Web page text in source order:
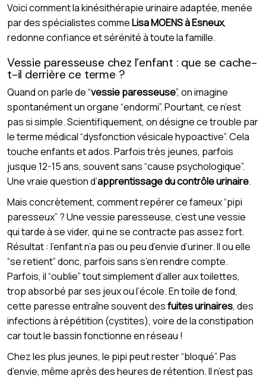
Voici comment la kinésithérapie urinaire adaptée, menée
par des spécialistes commeLisa MOENS à Esneux,
redonne confiance et sérénité à toute la famille.
Vessie paresseuse chez l’enfant : que se cache-
t-il derrière ce terme ?
Quand on parle de “vessie paresseuse”, on imagine
spontanément un organe “endormi”. Pourtant, ce n’est
pas si simple. Scientifiquement, on désigne ce trouble par
le terme médical “dysfonction vésicale hypoactive”. Cela
touche enfants et ados. Parfois très jeunes, parfois
jusque 12-15 ans, souvent sans “cause psychologique”.
Une vraie question d’apprentissage du contrôle urinaire.
Mais concrètement, comment repérer ce fameux “pipi
paresseux” ? Une vessie paresseuse, c’est une vessie
qui tarde à se vider, qui ne se contracte pas assez fort.
Résultat : l’enfant n’a pas ou peu d’envie d’uriner. Il ou elle
“se retient” donc, parfois sans s’en rendre compte.
Parfois, il “oublie” tout simplement d’aller aux toilettes,
trop absorbé par ses jeux ou l’école. En toile de fond,
cette paresse entraîne souvent desfuites urinaires, des
infections à répétition (cystites), voire de la constipation
car tout le bassin fonctionne en réseau !
Chez les plus jeunes, le pipi peut rester “bloqué”. Pas
d’envie, même après des heures de rétention. Il n’est pas